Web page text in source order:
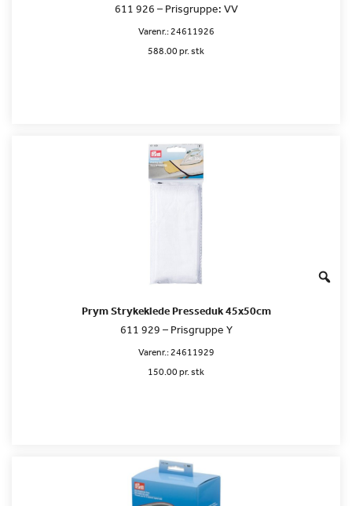
611 926 – Prisgruppe: VV
Varenr.:24611926
588.00 pr. stk
Prym Strykeklede Presseduk 45x50cm
611 929 – Prisgruppe Y
Varenr.:24611929
150.00 pr. stk